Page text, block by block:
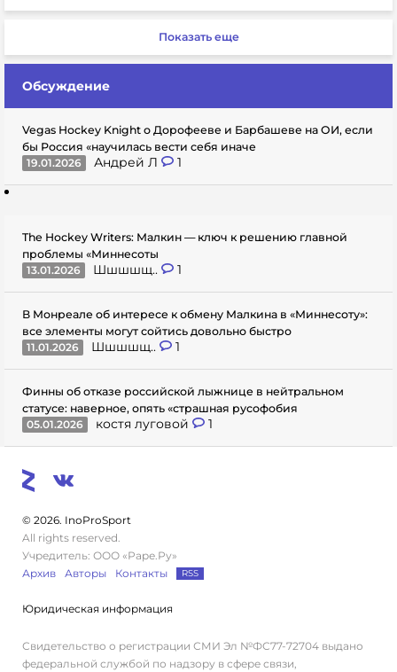
Показать еще
Обсуждение
Vegas Hockey Knight о Дорофееве и Барбашеве на ОИ, если
бы Россия «научилась вести себя иначе
19.01.2026
Андрей Л 1
The Hockey Writers: Малкин — ключ к решению главной
проблемы «Миннесоты
13.01.2026
Шшшшщ.. 1
В Монреале об интересе к обмену Малкина в «Миннесоту»:
все элементы могут сойтись довольно быстро
11.01.2026
Шшшшщ.. 1
Финны об отказе российской лыжнице в нейтральном
статусе: наверное, опять «страшная русофобия
05.01.2026
костя луговой 1
© 2026. InoProSport
All rights reserved.
Учредитель: ООО «Раре.Ру»
Архив
Авторы Контакты RSS
Юридическая информация
Свидетельство о регистрации СМИ Эл №ФС77-72704 выдано
федеральной службой по надзору в сфере связи,